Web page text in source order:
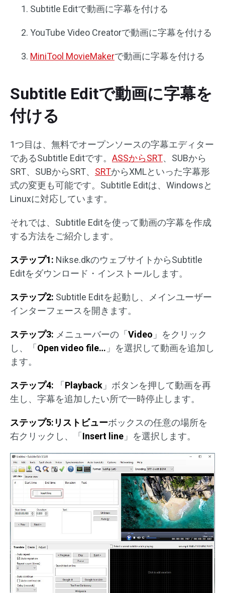
Subtitle Editで動画に字幕を付ける
YouTube Video Creatorで動画に字幕を付ける
MiniTool MovieMakerで動画に字幕を付ける
Subtitle Editで動画に字幕を
付ける
1つ目は、無料でオープンソースの字幕エディター
であるSubtitle Editです。 ASSからSRT、SUBから
SRT、SUBからSRT、 SRTからXMLといった字幕形
式の変更も可能です。Subtitle Editは、Windowsと
Linuxに対応しています。
それでは、Subtitle Editを使って動画の字幕を作成
する方法をご紹介します。
ステップ1: Nikse.dkのウェブサイトからSubtitle
Editをダウンロード・インストールします。
ステップ2: Subtitle Editを起動し、メインユーザー
インターフェースを開きます。
ステップ3: メニューバーの「 Video 」をクリック
し、「 Open video file… 」を選択して動画を追加し
ます。
ステップ4: 「 Playback 」ボタンを押して動画を再
生し、字幕を追加したい所で一時停止します。
ステップ5:リストビューボックスの任意の場所を
右クリックし、「 Insert line 」を選択します。